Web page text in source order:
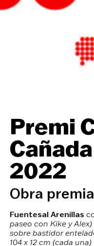
Premi
2022
Obra
Fuentesal Arenillas
paseo con Kike y
sobre bastidor
104 x 12 cm (cada una)